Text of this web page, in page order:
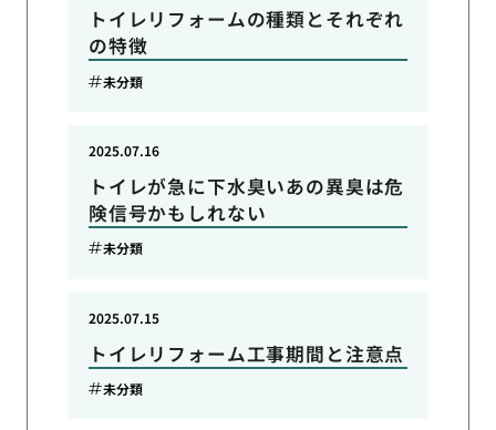
トイレリフォームの種類とそれぞれ
の特徴
未分類
トイレが急に下水臭いあの異臭は危
険信号かもしれない
2025.07.16
未分類
トイレリフォーム工事期間と注意点
2025.07.15
未分類